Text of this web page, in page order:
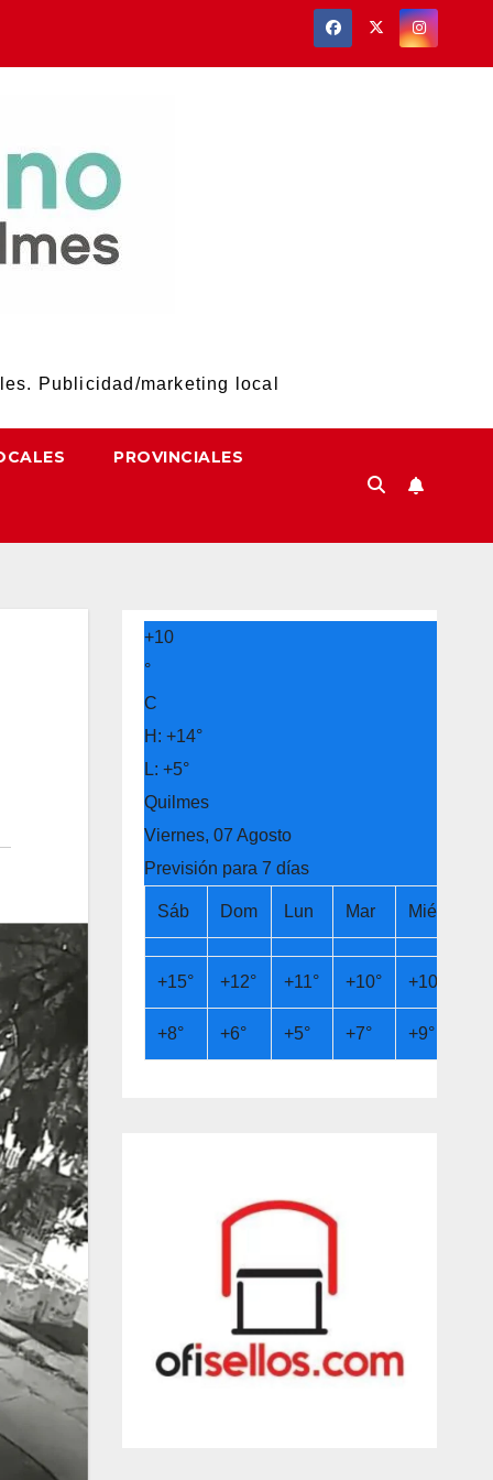
Publicidad/marketing local
PROVINCIALES
+10
°
C
H: +14°
L: +5°
Quilmes
Viernes, 07 Agosto
Previsión para 7 días
Sáb Dom Lun Mar Mié
+15° +12° +11° +10° +10°
+8° +6° +5° +7° +9°